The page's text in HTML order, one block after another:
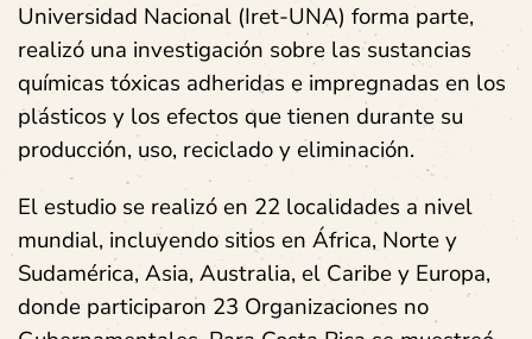
Universidad Nacional (Iret-UNA) forma parte,
realizó una investigación sobre las sustancias
químicas tóxicas adheridas e impregnadas en los
plásticos y los efectos que tienen durante su
producción, uso, reciclado y eliminación.
El estudio se realizó en 22 localidades a nivel
mundial, incluyendo sitios en África, Norte y
Sudamérica, Asia, Australia, el Caribe y Europa,
donde participaron 23 Organizaciones no